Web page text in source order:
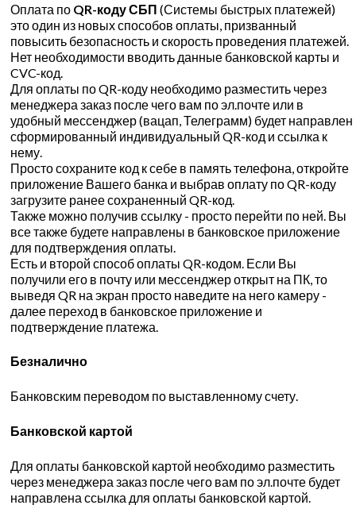
Оплата по QR-коду СБП (Системы быстрых платежей)
это один из новых способов оплаты, призванный
повысить безопасность и скорость проведения платежей.
Нет необходимости вводить данные банковской карты и
CVC-код.
Для оплаты по QR-коду необходимо разместить через
менеджера заказ после чего вам по эл.почте или в
удобный мессенджер (вацап, Телеграмм) будет направлен
сформированный индивидуальный QR-код и ссылка к
нему.
Просто сохраните код к себе в память телефона, откройте
приложение Вашего банка и выбрав оплату по QR-коду
загрузите ранее сохраненный QR-код.
Также можно получив ссылку - просто перейти по ней. Вы
все также будете направлены в банковское приложение
для подтверждения оплаты.
Есть и второй способ оплаты QR-кодом. Если Вы
получили его в почту или мессенджер открыт на ПК, то
выведя QR на экран просто наведите на него камеру -
далее переход в банковское приложение и
подтверждение платежа.
Безналично
Банковским переводом по выставленному счету.
Банковской картой
Для оплаты банковской картой необходимо разместить
через менеджера заказ после чего вам по эл.почте будет
направлена ссылка для оплаты банковской картой.